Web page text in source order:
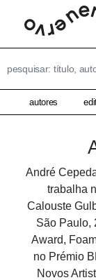
autores
André
trabalha
Calouste
São Paulo,
Award,
no Prémio
Novos